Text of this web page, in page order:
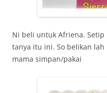
Ni beli untuk Afriena.
tanya itu ini. So belikan
mama simpan/pakai